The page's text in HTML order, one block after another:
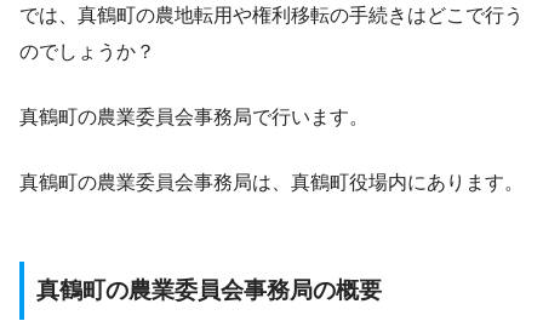
では、真鶴町の農地転用や権利移転の手続きはどこで行う
のでしょうか？
真鶴町の農業委員会事務局で行います。
真鶴町の農業委員会事務局は、真鶴町役場内にあります。
真鶴町の農業委員会事務局の概要